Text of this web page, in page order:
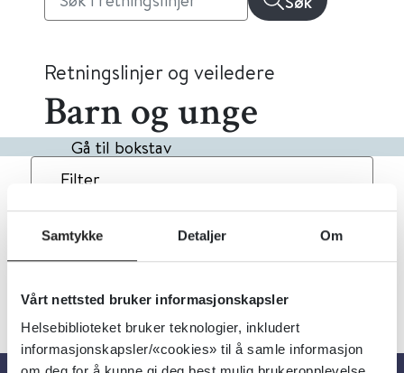
Samtykke Detaljer Om
Vårt nettsted bruker informasjonskapsler
Helsebiblioteket bruker teknologier, inkludert
informasjonskapsler/«cookies» til å samle informasjon
Retningslinjer og veiledere
Barn og unge
Gå til bokstav
Filter
4Treff Dato Alfabetisk